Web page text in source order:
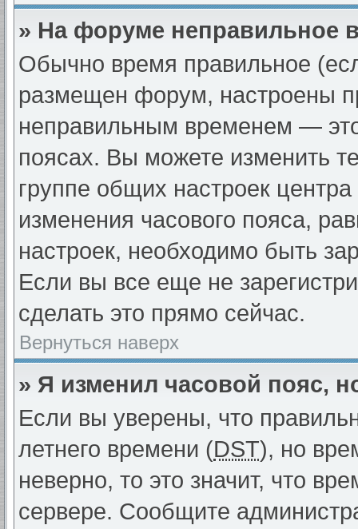
» На форуме неправильное
Обычно время правильное
размещен форум, настроены
неправильным временем —
поясах. Вы можете изменить
группе общих настроек
изменения часового пояса,
настроек, необходимо быть
Если вы все еще не
сделать это прямо сейчас.
Вернуться наверх
» Я изменил часовой пояс,
Если вы уверены, что
летнего времени (DST), но
неверно, то это значит, что
сервере. Сообщите